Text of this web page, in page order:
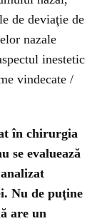
de deviaţie de
nazale
inestetic
vindecate /
în chirurgia
se evaluează
Nu de puţine
are un